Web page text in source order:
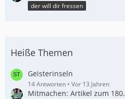
der will dir fressen
Heiße Themen
Geisterinseln
14 Antworten Vor 13 Jahren
Mitmachen: Artikel zum